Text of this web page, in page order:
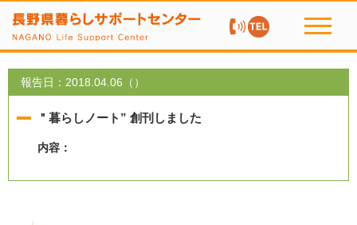
toggle
報告日：2018.04.06（）
＂暮らしノート” 創刊しました
内容：